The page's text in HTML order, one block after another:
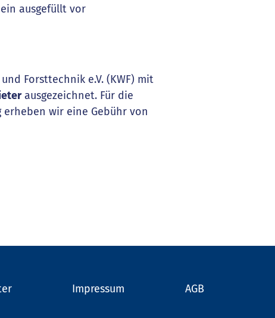
ausgefüllt vor
Forsttechnik e.V. (KWF) mit
ausgezeichnet. Für die
wir eine Gebühr von
Impressum AGB